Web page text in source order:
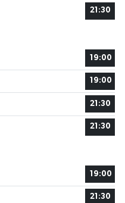
21:30
19:00
19:00
21:30
21:30
19:00
21:30